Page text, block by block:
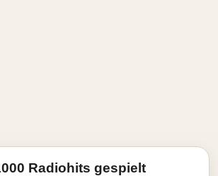
Radiohits gespielt